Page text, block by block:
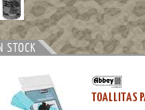
TOALLITAS